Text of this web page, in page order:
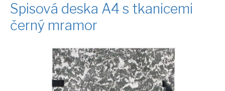
Spisová deska A4 s tkanicemi
černý mramor